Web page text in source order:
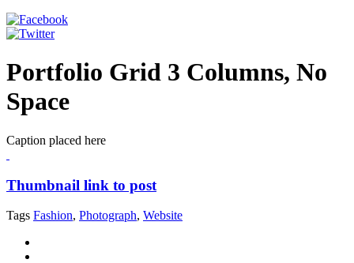
Portfolio Grid 3 Columns, No
Space
Caption placed here
Thumbnail link to post
Tags Fashion, Photograph, Website